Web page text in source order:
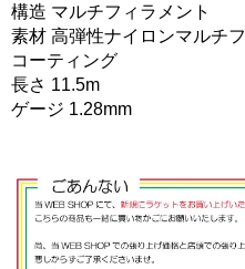
構造 マルチフィラメント
素材 高弾性ナイロンマルチ
コーティング
長さ 11.5m
ゲージ 1.28mm